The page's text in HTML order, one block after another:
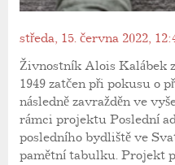
středa, 15. června 2022,
Živnostník Alois Kalábek
1949 zatčen při pokusu o
následně zavražděn ve
rámci projektu Poslední
posledního bydliště ve
pamětní tabulku. Projekt